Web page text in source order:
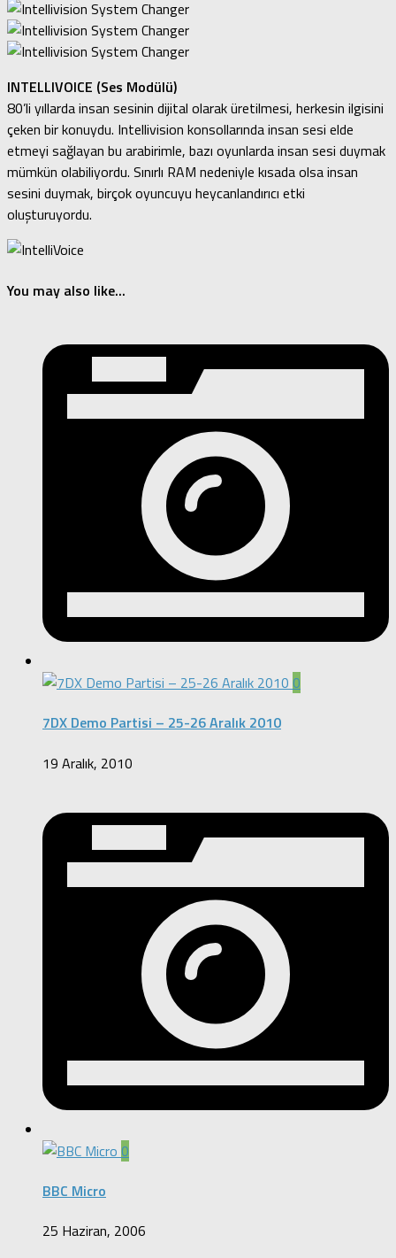
INTELLIVOICE (Ses Modülü)
80’li yıllarda insan sesinin dijital olarak üretilmesi, herkesin ilgisini
çeken bir konuydu. Intellivision konsollarında insan sesi elde
etmeyi sağlayan bu arabirimle, bazı oyunlarda insan sesi duymak
mümkün olabiliyordu. Sınırlı RAM nedeniyle kısada olsa insan
sesini duymak, birçok oyuncuyu heycanlandırıcı etki
oluşturuyordu.
You may also like...
0
7DX Demo Partisi – 25-26 Aralık 2010
19 Aralık, 2010
0
BBC Micro
25 Haziran, 2006